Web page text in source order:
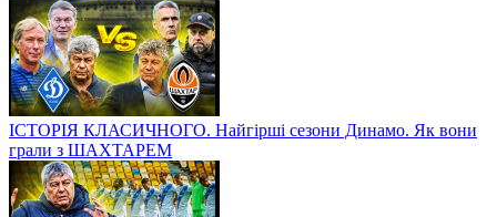
ІСТОРІЯ КЛАСИЧНОГО. Найгірші сезони Динамо. Як вони
грали з ШАХТАРЕМ